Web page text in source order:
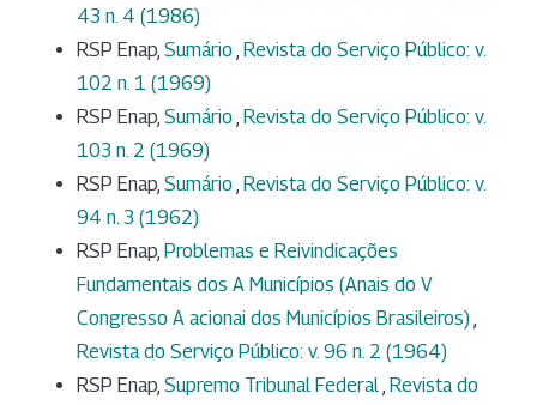
43 n. 4 (1986)
RSP Enap, Sumário , Revista do Serviço Público: v.
102 n. 1 (1969)
RSP Enap, Sumário , Revista do Serviço Público: v.
103 n. 2 (1969)
RSP Enap, Sumário , Revista do Serviço Público: v.
94 n. 3 (1962)
RSP Enap, Problemas e Reivindicações
Fundamentais dos A Municípios (Anais do V
Congresso A acionai dos Municípios Brasileiros) ,
Revista do Serviço Público: v. 96 n. 2 (1964)
RSP Enap, Supremo Tribunal Federal, Revista do